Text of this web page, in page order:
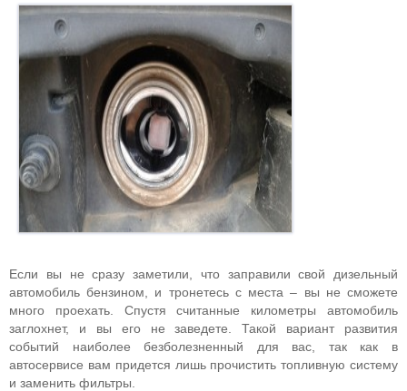
Если вы не сразу заметили, что заправили свой дизельный
автомобиль бензином, и тронетесь с места – вы не сможете
много проехать. Спустя считанные километры автомобиль
заглохнет, и вы его не заведете. Такой вариант развития
событий наиболее безболезненный для вас, так как в
автосервисе вам придется лишь прочистить топливную систему
и заменить фильтры.